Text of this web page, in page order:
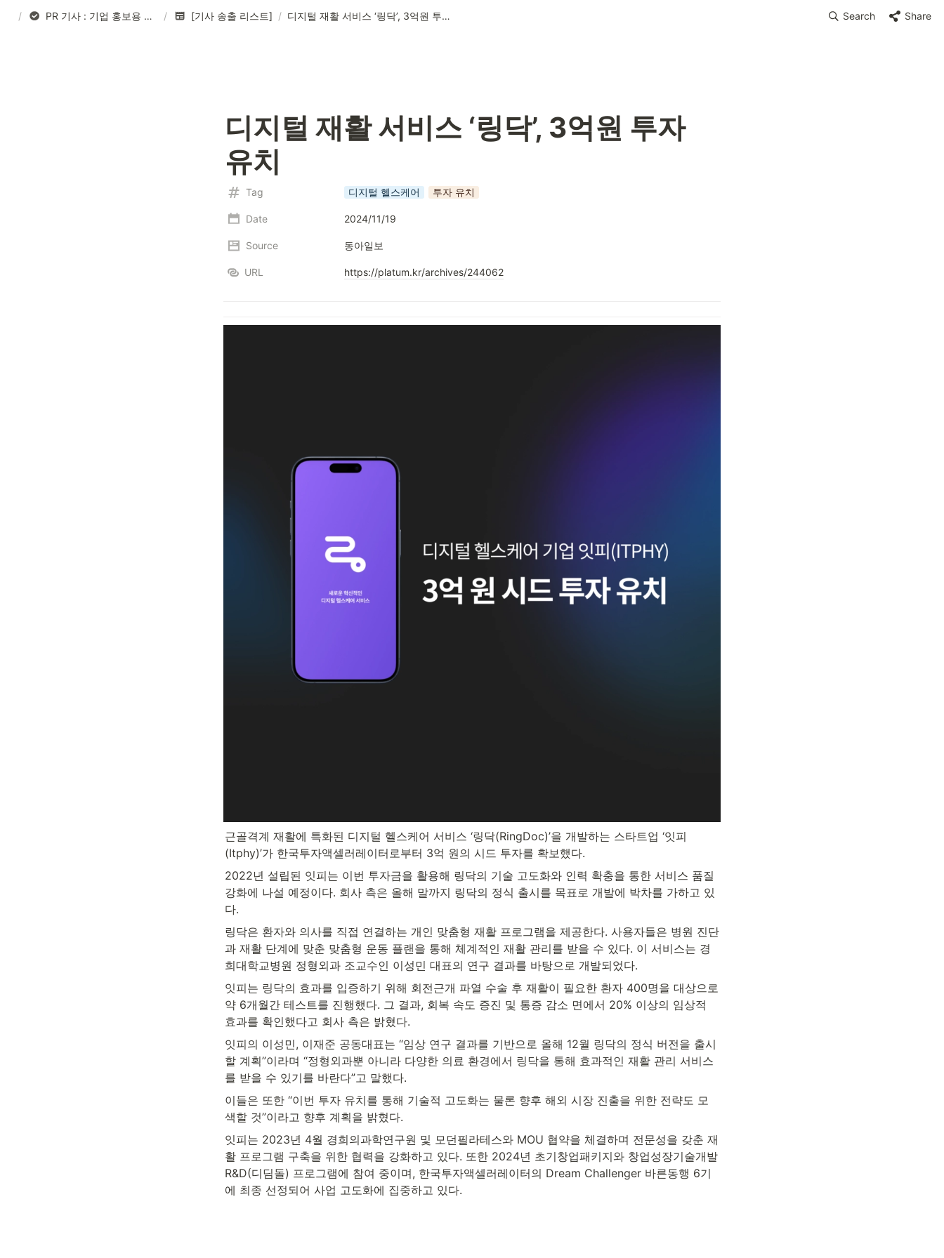
/ PR 기사 : 기업 홍보용 기사 작성 / [기사 송출 리스트] / 디지털 재활 서비스 ‘링닥’, 3억원 투자 유치 Search Share
디지털 재활 서비스 ‘링닥’, 3억원 투자
유치
Tag 디지털 헬스케어 투자 유치
Date 2024/11/19
Source 동아일보
URL https://platum.kr/archives/244062
근골격계 재활에 특화된 디지털 헬스케어 서비스 ‘링닥(RingDoc)’을 개발하는 스타트업 ‘잇피
(Itphy)’가 한국투자액셀러레이터로부터 3억 원의 시드 투자를 확보했다.
2022년 설립된 잇피는 이번 투자금을 활용해 링닥의 기술 고도화와 인력 확충을 통한 서비스 품질
강화에 나설 예정이다. 회사 측은 올해 말까지 링닥의 정식 출시를 목표로 개발에 박차를 가하고 있
다.
링닥은 환자와 의사를 직접 연결하는 개인 맞춤형 재활 프로그램을 제공한다. 사용자들은 병원 진단
과 재활 단계에 맞춘 맞춤형 운동 플랜을 통해 체계적인 재활 관리를 받을 수 있다. 이 서비스는 경
희대학교병원 정형외과 조교수인 이성민 대표의 연구 결과를 바탕으로 개발되었다.
잇피는 링닥의 효과를 입증하기 위해 회전근개 파열 수술 후 재활이 필요한 환자 400명을 대상으로
약 6개월간 테스트를 진행했다. 그 결과, 회복 속도 증진 및 통증 감소 면에서 20% 이상의 임상적
효과를 확인했다고 회사 측은 밝혔다.
잇피의 이성민, 이재준 공동대표는 “임상 연구 결과를 기반으로 올해 12월 링닥의 정식 버전을 출시
할 계획”이라며 “정형외과뿐 아니라 다양한 의료 환경에서 링닥을 통해 효과적인 재활 관리 서비스
를 받을 수 있기를 바란다”고 말했다.
이들은 또한 “이번 투자 유치를 통해 기술적 고도화는 물론 향후 해외 시장 진출을 위한 전략도 모
색할 것”이라고 향후 계획을 밝혔다.
잇피는 2023년 4월 경희의과학연구원 및 모던필라테스와 MOU 협약을 체결하며 전문성을 갖춘 재
활 프로그램 구축을 위한 협력을 강화하고 있다. 또한 2024년 초기창업패키지와 창업성장기술개발
R&D(디딤돌) 프로그램에 참여 중이며, 한국투자액셀러레이터의 Dream Challenger 바른동행 6기
에 최종 선정되어 사업 고도화에 집중하고 있다.